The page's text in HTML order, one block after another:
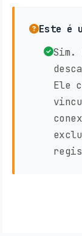
Este é
Sim.
Ele